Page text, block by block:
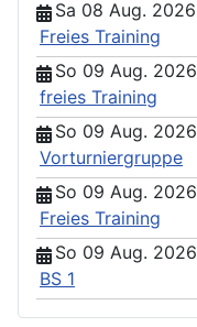
Sa 08 Aug. 2026
Freies Training
So 09 Aug. 2026
freies Training
So 09 Aug. 2026
Vorturniergruppe
So 09 Aug. 2026
Freies Training
So 09 Aug. 2026
BS 1